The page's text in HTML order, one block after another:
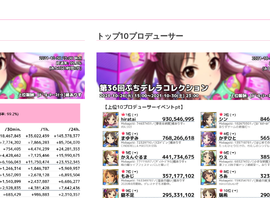
87,804,862 58,986,394 34,965,027 27,759,244 17,046,561
トップ10プロデューサー